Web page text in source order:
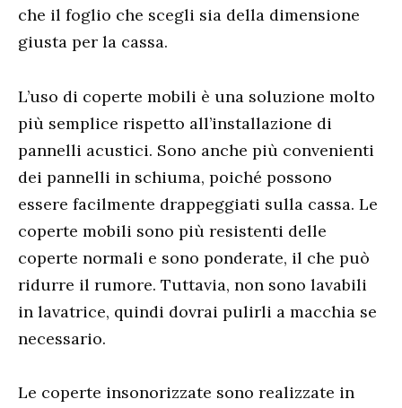
che il foglio che scegli sia della dimensione
giusta per la cassa.
L’uso di coperte mobili è una soluzione molto
più semplice rispetto all’installazione di
pannelli acustici. Sono anche più convenienti
dei pannelli in schiuma, poiché possono
essere facilmente drappeggiati sulla cassa. Le
coperte mobili sono più resistenti delle
coperte normali e sono ponderate, il che può
ridurre il rumore. Tuttavia, non sono lavabili
in lavatrice, quindi dovrai pulirli a macchia se
necessario.
Le coperte insonorizzate sono realizzate in